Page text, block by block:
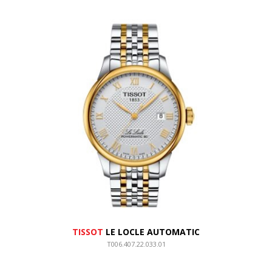
TISSOT LE LOCLE AUTOMATIC
T006.407.22.033.01